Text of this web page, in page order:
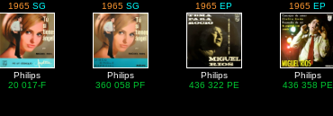
1965 SG
Philips
20 017-F
1965 SG
Philips
360 058 PF
1965 EP
Philips
436 322 PE
1965 EP
Philips
436 358 PE